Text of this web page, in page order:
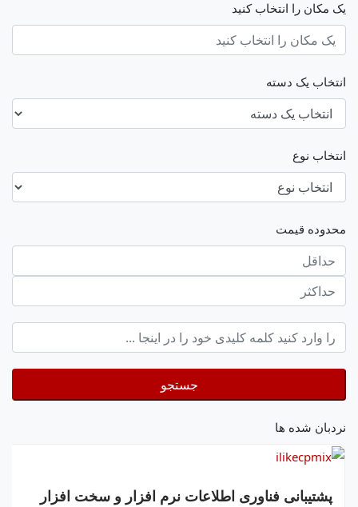
یک مکان را انتخاب کنید
انتخاب یک دسته
انتخاب نوع
محدوده قیمت
حداقل
قیمت
حداکثر
keyword
جستجو
نردبان شده ها
پشتیبانی فناوری اطلاعات نرم افزار و سخت افزار